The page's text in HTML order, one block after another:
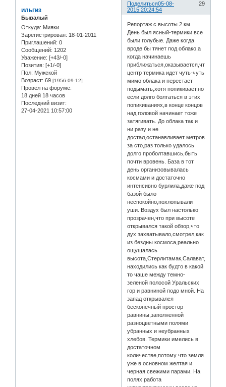
Поделиться 29
05-08-
2015 20:24:54
ильгиз
Бывалый
Откуда: Мияки
Зарегистрирован: 18-01-2011
Приглашений: 0
Сообщений: 1202
Уважение: [+43/-0]
Позитив: [+1/-0]
Пол: Мужской
Возраст: 69 [1956-09-12]
Провел на форуме:
18 дней 18 часов
Последний визит:
27-04-2021 10:57:00
Репортаж с высоты 2 км.
День был ясный-термики все
были голубые. Даже когда
вроде бы тянет под облако,а
когда начинаешь
приближаться,оказывается,что
центр термика идет чуть-чуть
мимо облака и перестает
подымать,хотя попикивает,но
если долго болтаться в этих
попикиваниях,в конце концов
над головой начинает тоже
затягивать. До облака так и
ни разу и не
достал,останавливает метров
за сто,раз только удалось
долго проболтавшись,быть
почти вровень. База в тот
день организовывалась
космами и достаточно
интенсивно бурлила,даже под
базой было
неспокойно,похлопывали
уши. Воздух был настолько
прозрачен,что при высоте
открывался такой обзор,что
дух захватывало,смотрел,как
из бездны космоса,реально
ощущалась
находились как будто в какой
то чаше между темно-
зеленой полосой Уральских
гор и равниной подо мной. На
запад открывался
бесконечный простор
равнины,заполненной
разноцветными полями
убранных и неубранных
хлебов. Термики имелись в
достаточном
количестве,потому что земля
уже в основном желтая и
черная свежими парами. На
полях работа